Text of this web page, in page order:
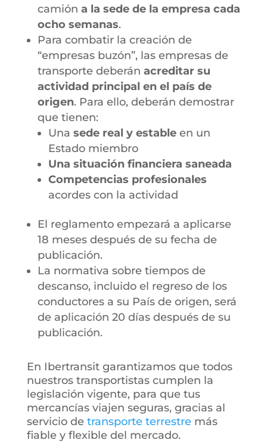
camión a la sede de la empresa cada
ocho semanas.
Para combatir la creación de
“empresas buzón”, las empresas de
transporte deberán acreditar su
actividad principal en el país de
origen. Para ello, deberán demostrar
que tienen:
Una sede real y estableen un
Estado miembro
Una situación financiera saneada
Competencias profesionales
acordes con la actividad
El reglamento empezará a aplicarse
18 meses después de su fecha de
publicación.
La normativa sobre tiempos de
descanso, incluido el regreso de los
conductores a su País de origen, será
de aplicación 20 días después de su
publicación.
En Ibertransit garantizamos que todos
nuestros transportistas cumplen la
legislación vigente, para que tus
mercancías viajen seguras, gracias al
servicio de transporte terrestremás
fiable y flexible del mercado.